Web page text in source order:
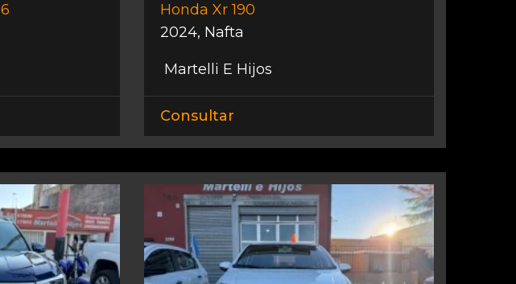
Honda Xr 190
2024, Nafta
Martelli E Hijos
Consultar